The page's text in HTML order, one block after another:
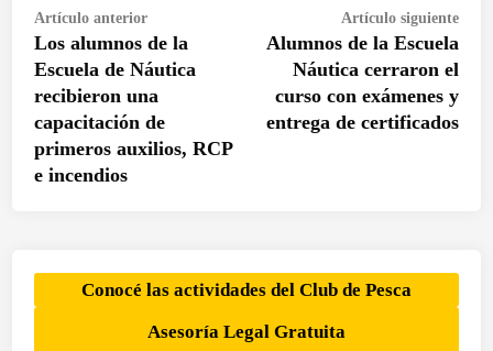
Navegación
de
entradas
Artículo anteriorArtículo
anterior:
Los alumnos de la
Escuela de Náutica
recibieron una
capacitación de
primeros auxilios, RCP
e incendios
Artículo siguiente
Alumnos de la Escuela
Náutica cerraron el
curso con exámenes y
entrega de certificados
Conocé las actividades del Club de Pesca
Asesoría Legal Gratuita